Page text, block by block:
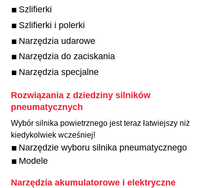
Szlifierki
Szlifierki i polerki
Narzędzia udarowe
Narzędzia do zaciskania
Narzędzia specjalne
Rozwiązania z dziedziny silników
pneumatycznych
Wybór silnika powietrznego jest teraz łatwiejszy niż
kiedykolwiek wcześniej!​
Narzędzie wyboru silnika pneumatycznego
Modele
Narzędzia akumulatorowe i elektryczne